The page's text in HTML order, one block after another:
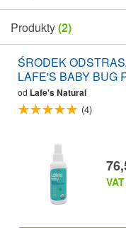
Produkty(2)
ŚRODEK
LAFE'S BABY BUG
od Lafe's Natural
(4)